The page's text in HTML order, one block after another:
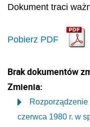
Dokument traci
Pobierz PDF
Brak dokumentów
Zmienia:
czerwca 1980 r. w